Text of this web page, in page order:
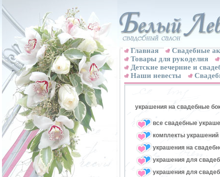
Главная
Свадебные
Товары для рукоделия
Детские вечерние и
Наши невесты
украшения на свадебные
все свадебные
комплекты
украшения на
украшения для
украшения для